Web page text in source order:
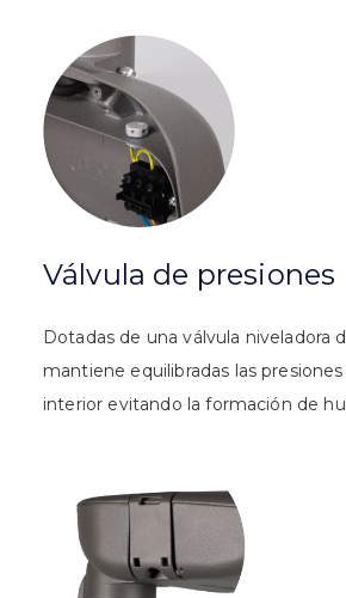
Válvula de presiones
Dotadas de una válvula niveladora
mantiene equilibradas las
interior evitando la formación de